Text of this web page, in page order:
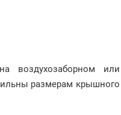
воздухозаборном или
размерам крышного